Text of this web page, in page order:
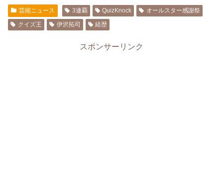
芸能ニュース 3連覇 QuizKnock
オールスター感謝祭
クイズ王
伊沢拓司 経歴
スポンサーリンク